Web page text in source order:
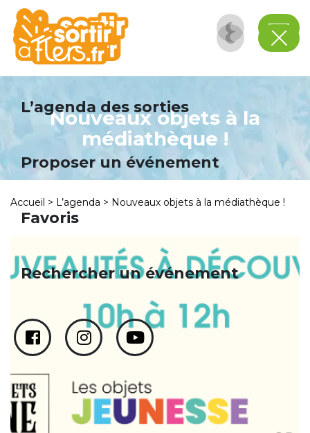
L’agenda des sorties
Proposer un événement
Favoris
Rechercher un événement
Nouveaux objets à la
médiathèque !
Accueil > L’agenda > Nouveaux objets à la médiathèque !
Panneau de gestion des cookies